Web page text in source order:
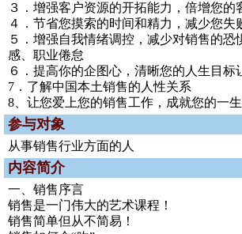
３．增强客户资源的开拓能力，倍增您的
４．节省您摸索的时间和精力，减少您失
５．增强自我情绪调控，减少对销售的恐
感、职业倦怠
６．提高你的企图心，清晰您的人生目标
7．了解中国本土销售的人性关系
8、让您爱上您的销售工作，成就您的一
参与对象
从事销售行业方面的人
内容简介
一、销售序言
销售是一门伟大的艺术课程！
销售简单但从不简易！